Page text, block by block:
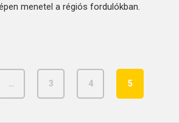
menetel a régiós fordulókban.
3 4 5